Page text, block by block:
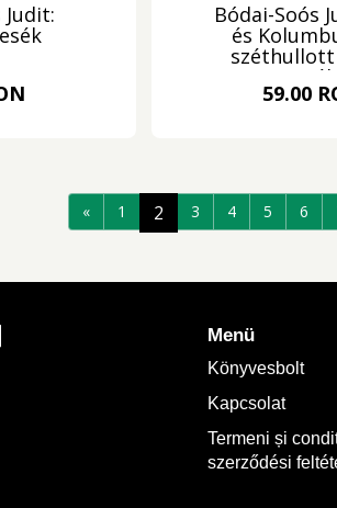
Judit: Bódai-Soós
és
59.00
« 1 2 3 4 5 6
Menü
Könyvesbolt
Kapcsolat
Termeni și
szerződési